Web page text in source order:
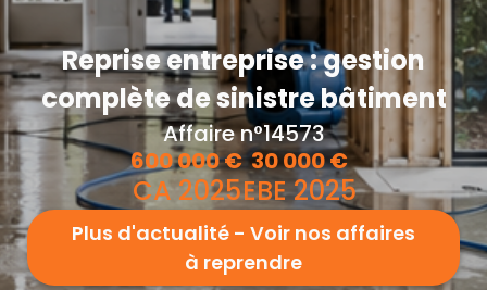
Reprise entreprise : gestion
complète de sinistre bâtiment
Affaire n°14573
600 000€
CA 2025
30 000€
EBE 2025
Plus d'actualité - Voir nos affaires
à reprendre